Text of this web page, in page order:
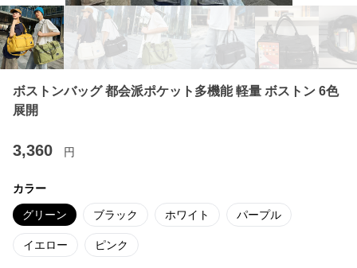
ボストンバッグ 都会派ポケット多機能 軽量 ボストン 6色
展開
3,360 円
カラー
グリーン ブラック ホワイト パープル
イエロー ピンク